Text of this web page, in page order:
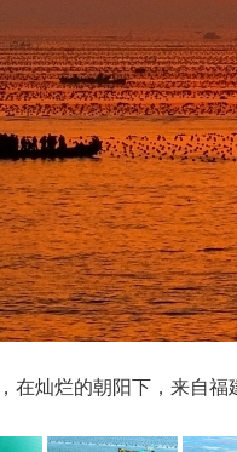
在灿烂的朝阳下，来自